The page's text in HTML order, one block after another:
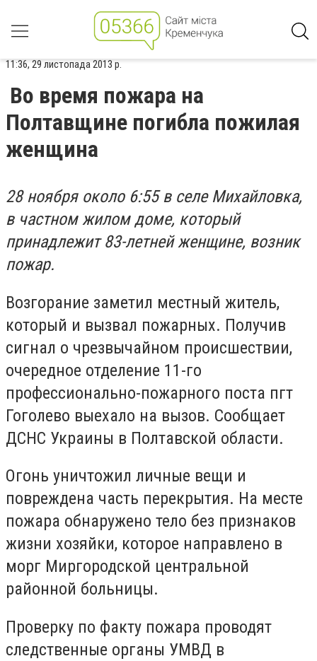
11:36, 29 листопада 2013 р.
Во время пожара на
Полтавщине погибла пожилая
женщина
28 ноября около 6:55 в селе Михайловка,
в частном жилом доме, который
принадлежит 83-летней женщине, возник
пожар.
Возгорание заметил местный житель,
который и вызвал пожарных. Получив
сигнал о чрезвычайном происшествии,
очередное отделение 11-го
профессионально-пожарного поста пгт
Гоголево выехало на вызов. Сообщает
ДСНС Украины в Полтавской области.
Огонь уничтожил личные вещи и
повреждена часть перекрытия. На месте
пожара обнаружено тело без признаков
жизни хозяйки, которое направлено в
морг Миргородской центральной
районной больницы.
Проверку по факту пожара проводят
следственные органы УМВД в